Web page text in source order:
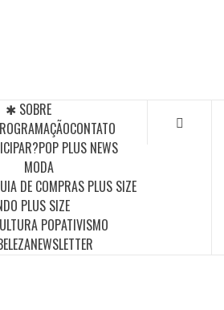
✱ SOBRE
CONTATO
POP PLUS NEWS
MODA
DE COMPRAS PLUS SIZE
PLUS SIZE
POPATIVISMO
NEWSLETTER